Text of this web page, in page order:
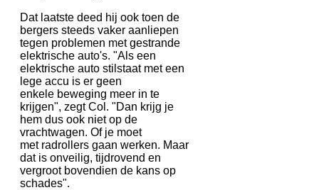
Dat laatste deed hij ook toen de
bergers steeds vaker aanliepen
tegen problemen met gestrande
elektrische auto's. "Als een
elektrische auto stilstaat met een
lege accu is er geen
enkele beweging meer in te
krijgen", zegt Col. "Dan krijg je
hem dus ook niet op de
vrachtwagen. Of je moet
met radrollers gaan werken. Maar
dat is onveilig, tijdrovend en
vergroot bovendien de kans op
schades".